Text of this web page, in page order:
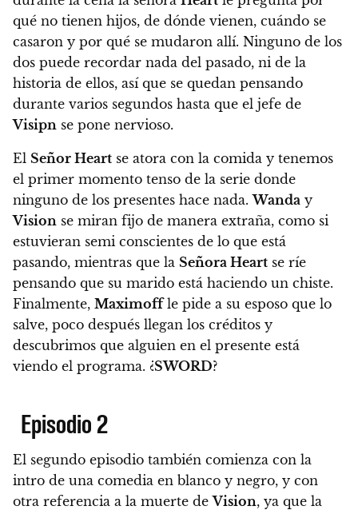
qué no tienen hijos, de dónde vienen, cuándo se
casaron y por qué se mudaron allí. Ninguno de los
dos puede recordar nada del pasado, ni de la
historia de ellos, así que se quedan pensando
durante varios segundos hasta que el jefe de
Visipn se pone nervioso.
El Señor Heart se atora con la comida y tenemos
el primer momento tenso de la serie donde
ninguno de los presentes hace nada.Wanda y
Vision se miran fijo de manera extraña, como si
estuvieran semi conscientes de lo que está
pasando, mientras que la Señora Heart se ríe
pensando que su marido está haciendo un chiste.
Finalmente, Maximoffle pide a su esposo que lo
salve, poco después llegan los créditos y
descubrimos que alguien en el presente está
viendo el programa. ¿SWORD?
Episodio 2
El segundo episodio también comienza con la
intro de una comedia en blanco y negro, y con
otra referencia a la muerte deVision, ya que la